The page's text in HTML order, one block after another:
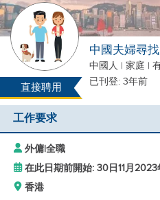
直接聘用
中國夫婦尋
中國人 | 家庭 |
已刊登: 3年前
工作要求
外傭|全職
在此日期前開始: 30日11月2023
香港